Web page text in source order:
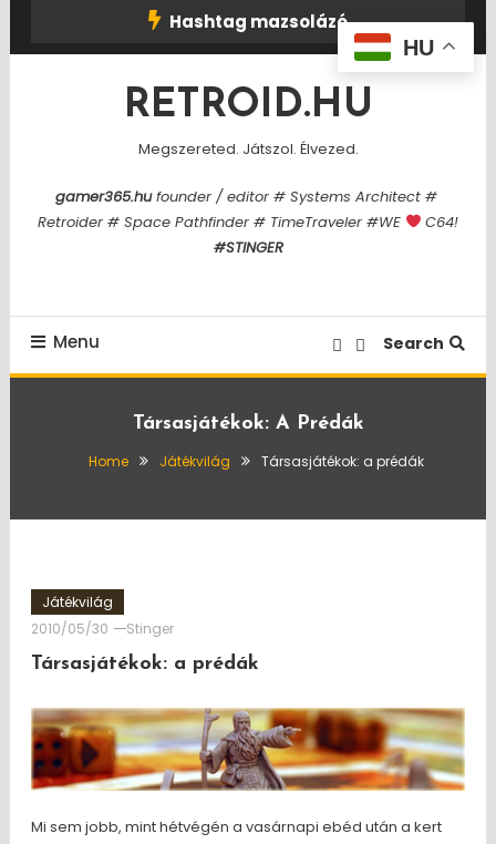
Hashtag mazsolázó
RETROID.HU
Megszereted. Játszol. Élvezed.
gamer365.hufounder / editor # Systems Architect #
Retroider # Space Pathfinder # TimeTraveler #WE
C64!
#STINGER
Menu Search
Társasjátékok: A Prédák
Home Játékvilág Társasjátékok: a prédák
Játékvilág
2010/05/30
Stinger
Társasjátékok: a prédák
Mi sem jobb, mint hétvégén a vasárnapi ebéd után a kert
HU